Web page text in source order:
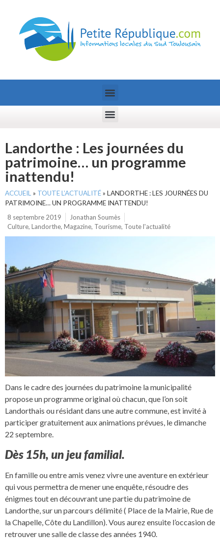
Landorthe : Les journées du
patrimoine… un programme
inattendu!
ACCUEIL » TOUTE L’ACTUALITÉ» LANDORTHE : LES JOURNÉES DU
PATRIMOINE… UN PROGRAMME INATTENDU!
8 septembre 2019
Jonathan Soumès
Culture, Landorthe, Magazine, Tourisme, Toute l'actualité
Dans le cadre des journées du patrimoine la municipalité
propose un programme original où chacun, que l’on soit
Landorthais ou résidant dans une autre commune, est invité à
participer gratuitement aux animations prévues, le dimanche
22 septembre.
Dès 15h, un jeu familial.
En famille ou entre amis venez vivre une aventure en extérieur
qui vous permettra de mener une enquête, résoudre des
énigmes tout en découvrant une partie du patrimoine de
Landorthe, sur un parcours délimité ( Place de la Mairie, Rue de
la Chapelle, Côte du Landillon). Vous aurez ensuite l’occasion de
retrouver une salle de classe des années 1940.